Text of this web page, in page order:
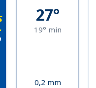
27°
19° min
0,2 mm